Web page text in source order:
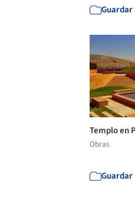
Guardar
Templo en
Obras
Guardar